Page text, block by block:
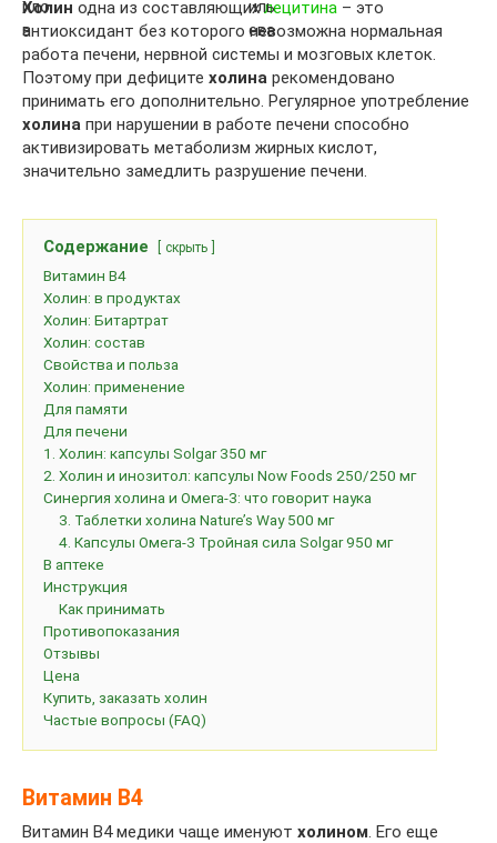
Холин одна из составляющихлецитина – это
антиоксидант без которого невозможна нормальная
работа печени, нервной системы и мозговых клеток.
Поэтому при дефиците холина рекомендовано
принимать его дополнительно. Регулярное употребление
холина при нарушении в работе печени способно
активизировать метаболизм жирных кислот,
значительно замедлить разрушение печени.
Содержание скрыть
Витамин B4
Холин: в продуктах
Холин: Битартрат
Холин: состав
Свойства и польза
Холин: применение
Для памяти
Для печени
1. Холин: капсулы Solgar 350 мг
2. Холин и инозитол: капсулы Now Foods 250/250 мг
Синергия холина и Омега-3: что говорит наука
3. Таблетки холина Nature’s Way 500 мг
4. Капсулы Омега-3 Тройная сила Solgar 950 мг
В аптеке
Инструкция
Как принимать
Противопоказания
Отзывы
Цена
Купить, заказать холин
Частые вопросы (FAQ)
Витамин B4
Витамин B4 медики чаще именуют холином. Его еще